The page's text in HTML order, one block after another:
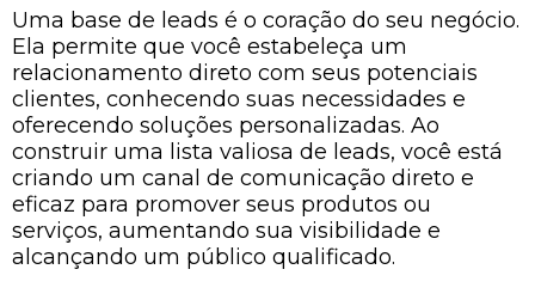
Uma base de leads é o coração do seu negócio.
Ela permite que você estabeleça um
relacionamento direto com seus potenciais
clientes, conhecendo suas necessidades e
oferecendo soluções personalizadas. Ao
construir uma lista valiosa de leads, você está
criando um canal de comunicação direto e
eficaz para promover seus produtos ou
serviços, aumentando sua visibilidade e
alcançando um público qualificado.